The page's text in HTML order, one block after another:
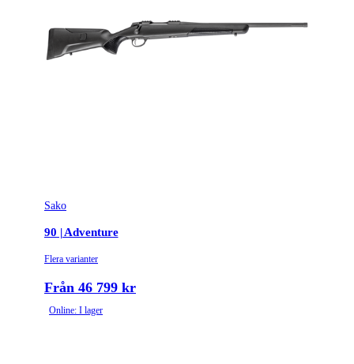
Sako
90 | Adventure
Flera varianter
Från 46 799 kr
Online: I lager